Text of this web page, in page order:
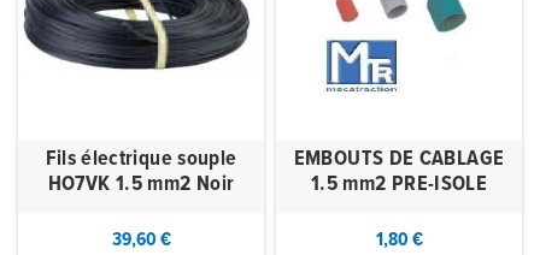
Fils électrique souple
HO7VK 1.5 mm2 Noir
39,60 €
EMBOUTS DE CABLAGE
1.5 mm2 PRE-ISOLE
1,80 €